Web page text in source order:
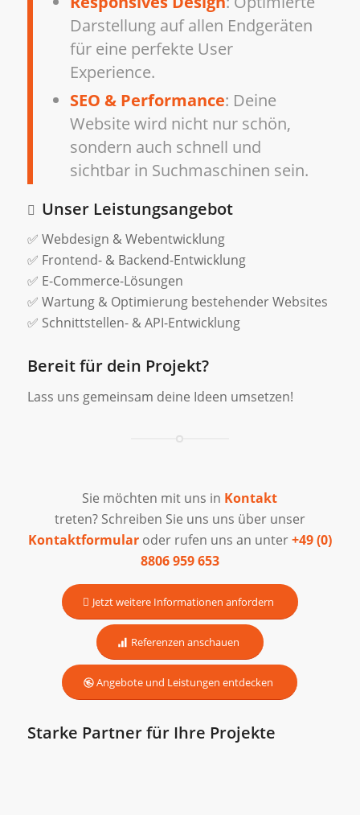
Darstellung auf allen Endgeräten
für eine perfekte User
Experience.
SEO & Performance: Deine
Website wird nicht nur schön,
sondern auch schnell und
sichtbar in Suchmaschinen sein.
Unser Leistungsangebot
✅ Webdesign & Webentwicklung
✅ Frontend- & Backend-Entwicklung
✅ E-Commerce-Lösungen
✅ Wartung & Optimierung bestehender Websites
✅ Schnittstellen- & API-Entwicklung
Bereit für dein Projekt?
Lass uns gemeinsam deine Ideen umsetzen!
Sie möchten mit uns in Kontakt
treten? Schreiben Sie uns uns über unser
Kontaktformular oder rufen uns an unter+49 (0)
8806 959 653
Jetzt weitere Informationen anfordern
Referenzen anschauen
Angebote und Leistungen entdecken
Starke Partner für Ihre Projekte